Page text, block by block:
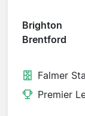
Brighton
Brentford
Falmer
Premier